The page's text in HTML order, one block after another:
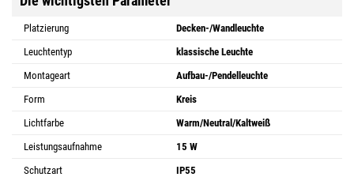
Platzierung
Decken-/Wandleuchte
Leuchtentyp
klassische Leuchte
Montageart
Aufbau-/Pendelleuchte
Form
Kreis
Lichtfarbe
Warm/Neutral/Kaltweiß
Leistungsaufnahme
15 W
Schutzart
IP55